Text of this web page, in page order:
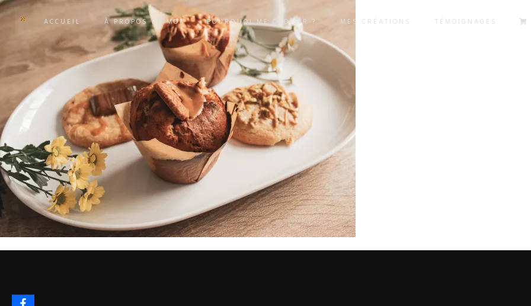
ACCUEIL À PROPOS DE MOI POURQUOI ME CHOISIR ? MES CRÉATIONS TÉMOIGNAGES